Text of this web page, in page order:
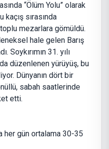
“Ölüm Yolu” olarak
kaçış sırasında
mezarlara gömüldü.
hale gelen Barış
Soykırımın 31. yılı
düzenlenen yürüyüş, bu
Dünyanın dört bir
sabah saatlerinde
etti.
her gün ortalama 30-35